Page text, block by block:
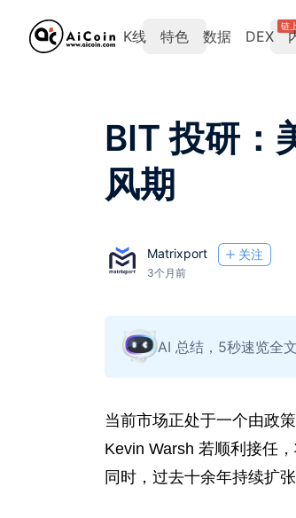
K线 特色 数据 DEX
链
BIT 投研：
风期
Matrixport 关注
3个月前
AI 总结，5秒速览全文
当前市场正处于一个由政
Kevin Warsh 若顺利接任
同时，过去十余年持续扩